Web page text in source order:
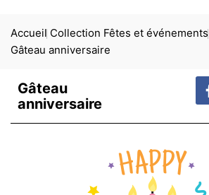
Accueil Collection Fêtes et événements
Gâteau anniversaire
Gâteau
anniversaire